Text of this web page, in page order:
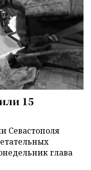
15
Севастополя
глава